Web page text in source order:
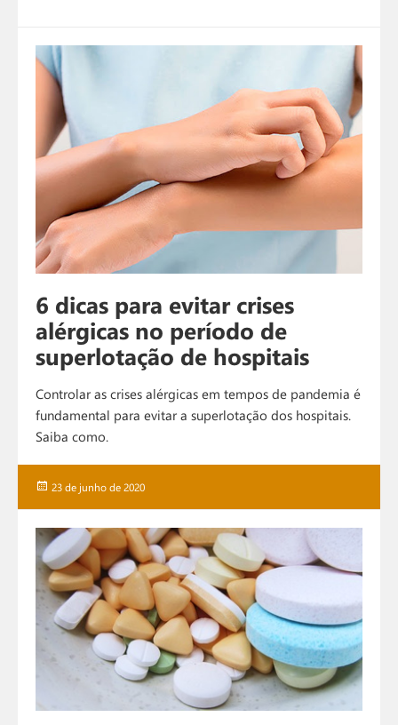
6 dicas para evitar crises
alérgicas no período de
superlotação de hospitais
Controlar as crises alérgicas em tempos de pandemia é
fundamental para evitar a superlotação dos hospitais.
Saiba como.
Publicado
23 de junho de 2020